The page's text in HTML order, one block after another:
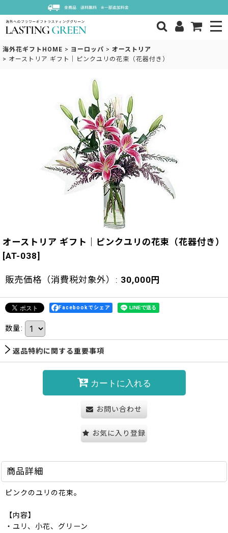
海外花ギフトHOME > ヨーロッパ > オーストリア
> オーストリア ギフト｜ピンクユリの花束（花器付き）
オーストリア ギフト｜ピンクユリの花束（花器付き）
[AT-038]
販売価格（消費税対象外） : 30,000 円
Facebookでシェア
数量:
返品特約に関する重要事項
カートに入れる
お問い合わせ
お気に入り登録
商品詳細
ピンクのユリの花束。
【内容】
・ユリ、小花、グリーン